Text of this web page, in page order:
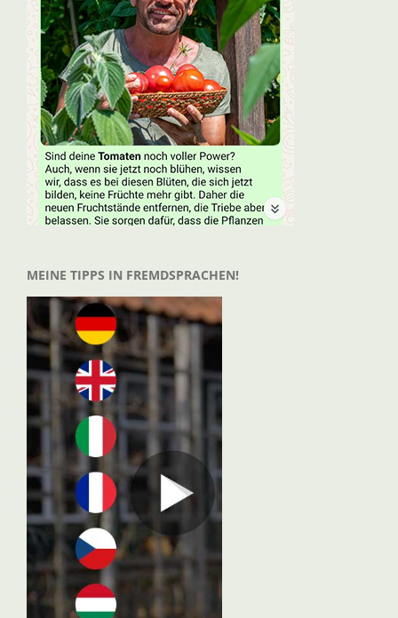
MEINE TIPPS IN FREMDSPRACHEN!